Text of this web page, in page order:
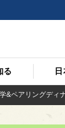
る
&ペアリングディ